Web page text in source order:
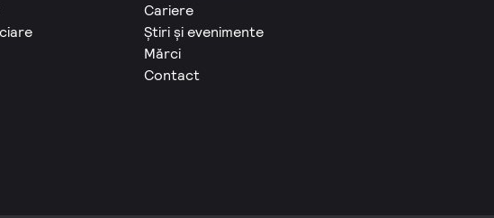
Cariere
Știri și evenimente
Mărci
Contact